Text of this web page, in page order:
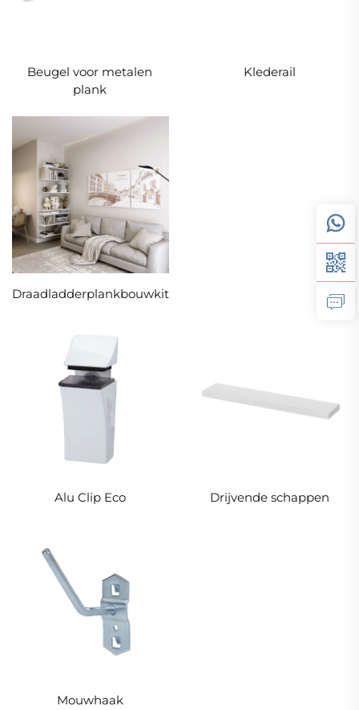
Beugel voor metalen
plank
Klederail
Draadladderplankbouwkit
Alu Clip Eco Drijvende schappen
Mouwhaak